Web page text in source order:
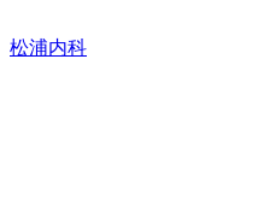
松浦内科